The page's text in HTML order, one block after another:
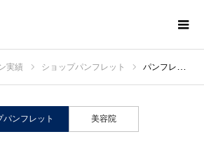
実績 ショップパンフレット パンフレット
パンフレット 美容院